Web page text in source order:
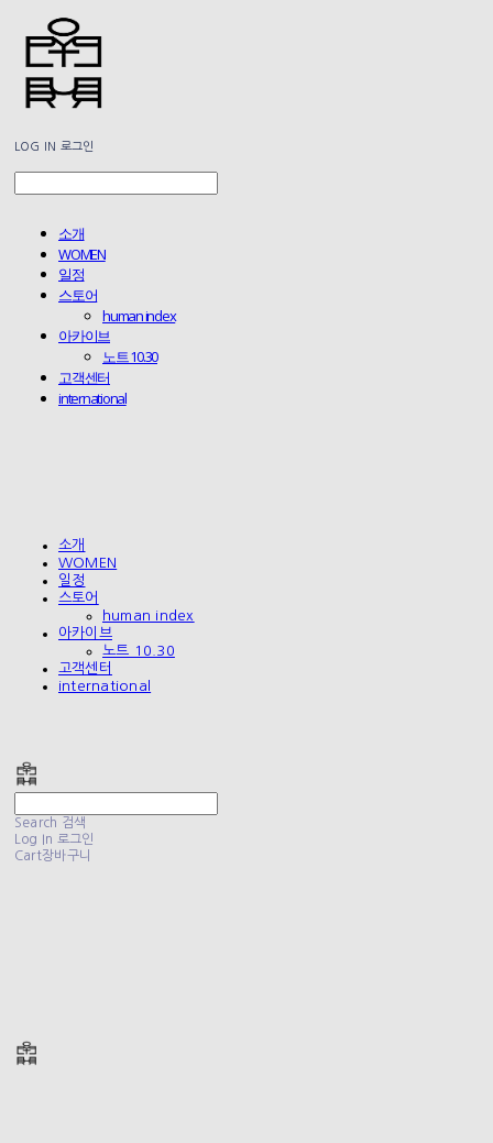
LOG IN 로그인
소개
WOMEN
일정
스토어
human index
아카이브
노트 10.30
고객센터
international
소개
WOMEN
일정
스토어
human index
아카이브
노트 10.30
고객센터
international
Search 검색
Log In 로그인
Cart장바구니